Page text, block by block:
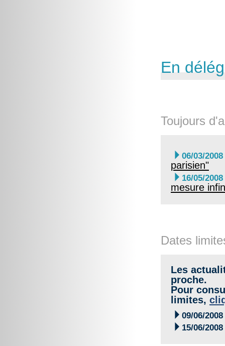
En
Toujours
 06/03/2008
parisien"
 16/05/2008
mesure
Dates
Les
proche.
Pour
limites,
 09/06/2008
 15/06/2008